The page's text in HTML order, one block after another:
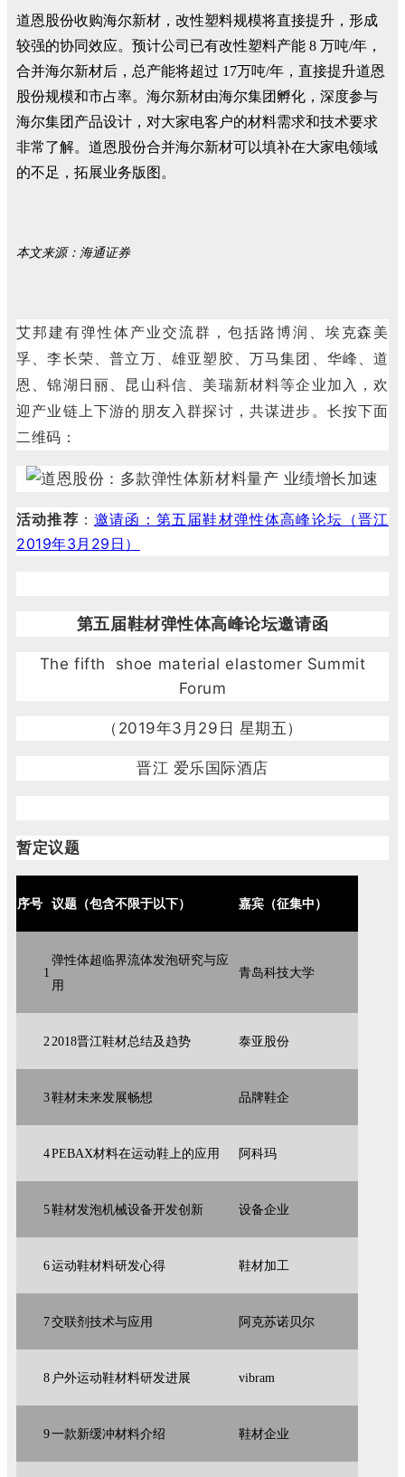
道恩股份收购海尔新材，改性塑料规模将直接提升，形成
较强的协同效应。预计公司已有改性塑料产能 8 万吨/年，
合并海尔新材后，总产能将超过 17万吨/年，直接提升道恩
股份规模和市占率。海尔新材由海尔集团孵化，深度参与
海尔集团产品设计，对大家电客户的材料需求和技术要求
非常了解。道恩股份合并海尔新材可以填补在大家电领域
的不足，拓展业务版图。
本文来源：海通证券
艾邦建有弹性体产业交流群，包括路博润、埃克森美
孚、李长荣、普立万、雄亚塑胶、万马集团、华峰、道
恩、锦湖日丽、昆山科信、美瑞新材料等企业加入，欢
迎产业链上下游的朋友入群探讨，共谋进步。长按下面
二维码：
活动推荐 ： 邀请函：第五届鞋材弹性体高峰论坛（晋江
2019年3月29日）
第五届鞋材弹性体高峰论坛邀请函
The fifth shoe material elastomer Summit
Forum
（2019年3月29日 星期五）
晋江 爱乐国际酒店
暂定议题
序号 议题（包含不限于以下） 嘉宾（征集中）
1
弹性体超临界流体发泡研究与应
用
青岛科技大学
22018晋江鞋材总结及趋势 泰亚股份
3鞋材未来发展畅想 品牌鞋企
4PEBAX材料在运动鞋上的应用 阿科玛
5鞋材发泡机械设备开发创新 设备企业
6运动鞋材料研发心得 鞋材加工
7交联剂技术与应用 阿克苏诺贝尔
8 户外运动鞋材料研发进展 vibram
9一款新缓冲材料介绍 鞋材企业